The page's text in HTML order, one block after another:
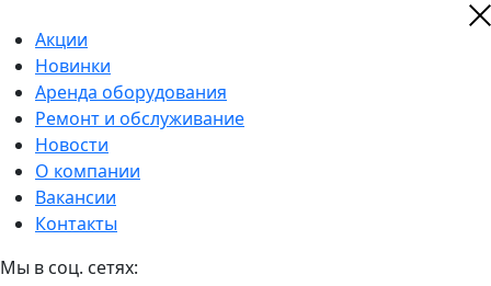
Акции
Новинки
Аренда оборудования
Ремонт и обслуживание
Новости
О компании
Вакансии
Контакты
Мы в соц. сетях: